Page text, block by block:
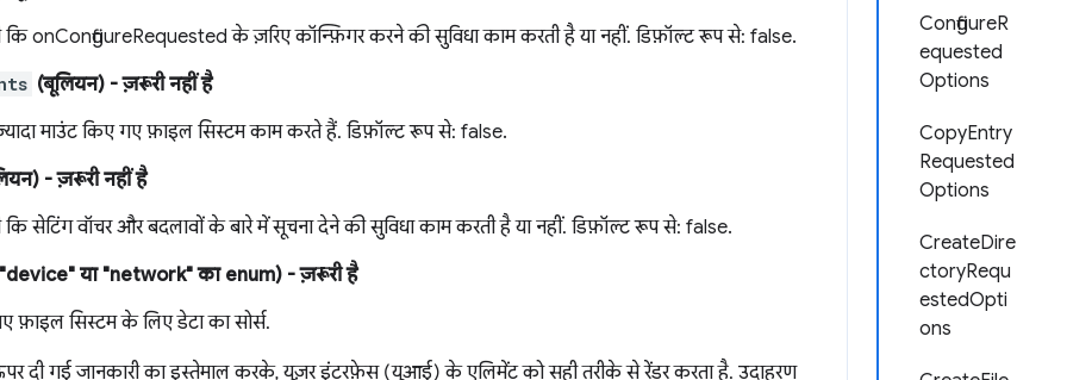
ConfigureR
equested
Options
CopyEntry
Requested
Options
CreateDire
ctoryRequ
estedOpti
ons
कि onConfigureRequested के ज़रिए कॉन्फ़िगर करने की सुविधा काम करती है या नहीं. डिफ़ॉल्ट रूप से: false.
(बूलियन) - ज़रूरी नहीं है
माउंट किए गए फ़ाइल सिस्टम काम करते हैं. डिफ़ॉल्ट रूप से: false.
- ज़रूरी नहीं है
कि सेटिंग वॉचर और बदलावों के बारे में सूचना देने की सुविधा काम करती है या नहीं. डिफ़ॉल्ट रूप से: false.
या "network" का enum) - ज़रूरी है
फ़ाइल सिस्टम के लिए डेटा का सोर्स.
दी गई जानकारी का इस्तेमाल करके, यूज़र इंटरफ़ेस (यूआई) के एलिमेंट को सही तरीके से रेंडर करता है. उदाहरण